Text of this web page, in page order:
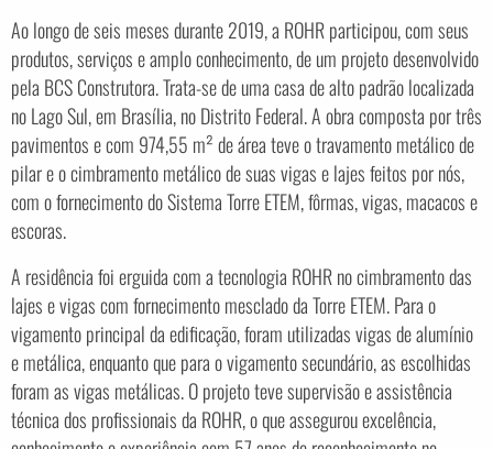
Ao longo de seis meses durante 2019, a ROHR participou, com seus
produtos, serviços e amplo conhecimento, de um projeto desenvolvido
pela BCS Construtora. Trata-se de uma casa de alto padrão localizada
no Lago Sul, em Brasília, no Distrito Federal. A obra composta por três
pavimentos e com 974,55 m² de área teve o travamento metálico de
pilar e o cimbramento metálico de suas vigas e lajes feitos por nós,
com o fornecimento do Sistema Torre ETEM, fôrmas, vigas, macacos e
escoras.
A residência foi erguida com a tecnologia ROHR no cimbramento das
lajes e vigas com fornecimento mesclado da Torre ETEM. Para o
vigamento principal da edificação, foram utilizadas vigas de alumínio
e metálica, enquanto que para o vigamento secundário, as escolhidas
foram as vigas metálicas. O projeto teve supervisão e assistência
técnica dos profissionais da ROHR, o que assegurou excelência,